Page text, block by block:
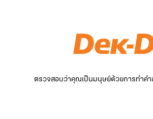
ตรวจสอบว่าคุณเป็นมนุษย์ด้วยการทำคำ